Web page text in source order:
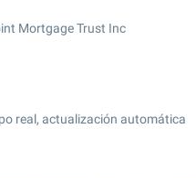
Mortgage Trust Inc
real, actualización automática